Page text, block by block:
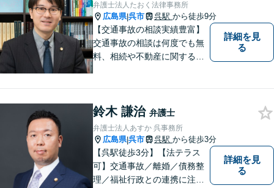
弁護士法人たおく法律事務所
広島県|呉市 呉駅 から徒歩9分
【交通事故の相談実績豊富】
交通事故の相談は何度でも無
料、相続や不動産に関する相
様がどうしたいのかを伺い本
質的な解決に導きます。誠心
誠意で地元呉市に貢献しま
す。
詳細を見
る
鈴木 謙治 弁護士
弁護士法人あすか 呉事務所
広島県|呉市 呉駅 から徒歩3分
【呉駅徒歩3分】【法テラス
可】交通事故／離婚／債務整
理／福祉行政との連携に注力
詳細を見
る